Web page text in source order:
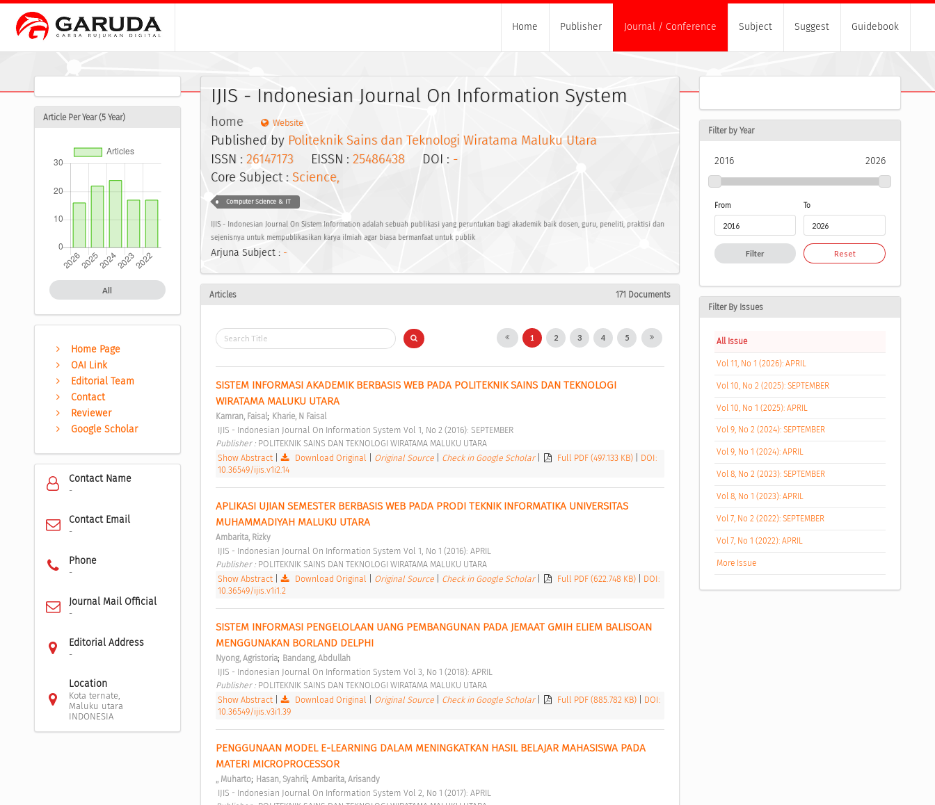
Home Publisher Journal / Conference Subject Suggest Guidebook
Article Per Year (5 Year)
All
Home Page
OAI Link
Editorial Team
Contact
Reviewer
Google Scholar
Contact Name
-
Contact Email
-
Phone
-
Journal Mail Official
-
Editorial Address
-
Location
Kota ternate,
Maluku utara
INDONESIA
IJIS - Indonesian Journal On Information System
home Website
Published by Politeknik Sains dan Teknologi Wiratama Maluku Utara
ISSN : 26147173EISSN : 25486438DOI : -
Core Subject : Science,
Computer Science & IT
IJIS - Indonesian Journal On Sistem Information adalah sebuah publikasi yang peruntukan bagi akademik baik dosen, guru, peneliti, praktisi dan
sejenisnya untuk mempublikasikan karya ilmiah agar biasa bermanfaat untuk publik
Arjuna Subject : -
Articles 171 Documents
1 2 3 4 5
SISTEM INFORMASI AKADEMIK BERBASIS WEB PADA POLITEKNIK SAINS DAN TEKNOLOGI
WIRATAMA MALUKU UTARA
Kamran, Faisal ; Kharie, N Faisal
IJIS - Indonesian Journal On Information System Vol 1, No 2 (2016): SEPTEMBER
Publisher : POLITEKNIK SAINS DAN TEKNOLOGI WIRATAMA MALUKU UTARA
Show Abstract| Download Original Original Source Check in Google Scholar Full PDF (497.133 KB)
DOI:
10.36549/ijis.v1i2.14
APLIKASI UJIAN SEMESTER BERBASIS WEB PADA PRODI TEKNIK INFORMATIKA UNIVERSITAS
MUHAMMADIYAH MALUKU UTARA
Ambarita, Rizky
IJIS - Indonesian Journal On Information System Vol 1, No 1 (2016): APRIL
Publisher : POLITEKNIK SAINS DAN TEKNOLOGI WIRATAMA MALUKU UTARA
Show Abstract| Download Original Original Source Check in Google Scholar Full PDF (622.748 KB)
DOI:
10.36549/ijis.v1i1.2
SISTEM INFORMASI PENGELOLAAN UANG PEMBANGUNAN PADA JEMAAT GMIH ELIEM BALISOAN
MENGGUNAKAN BORLAND DELPHI
Nyong, Agristoria; Bandang, Abdullah
IJIS - Indonesian Journal On Information System Vol 3, No 1 (2018): APRIL
Publisher : POLITEKNIK SAINS DAN TEKNOLOGI WIRATAMA MALUKU UTARA
Show Abstract| Download Original Original Source Check in Google Scholar Full PDF (885.782 KB)
DOI:
10.36549/ijis.v3i1.39
PENGGUNAAN MODEL E-LEARNING DALAM MENINGKATKAN HASIL BELAJAR MAHASISWA PADA
MATERI MICROPROCESSOR
,, Muharto; Hasan, Syahril ; Ambarita, Arisandy
IJIS - Indonesian Journal On Information System Vol 2, No 1 (2017): APRIL
Filter by Year
2016 2026
From To
Filter Reset
Filter By Issues
All Issue
Vol 11, No 1 (2026): APRIL
Vol 10, No 2 (2025): SEPTEMBER
Vol 10, No 1 (2025): APRIL
Vol 9, No 2 (2024): SEPTEMBER
Vol 9, No 1 (2024): APRIL
Vol 8, No 2 (2023): SEPTEMBER
Vol 8, No 1 (2023): APRIL
Vol 7, No 2 (2022): SEPTEMBER
Vol 7, No 1 (2022): APRIL
More Issue